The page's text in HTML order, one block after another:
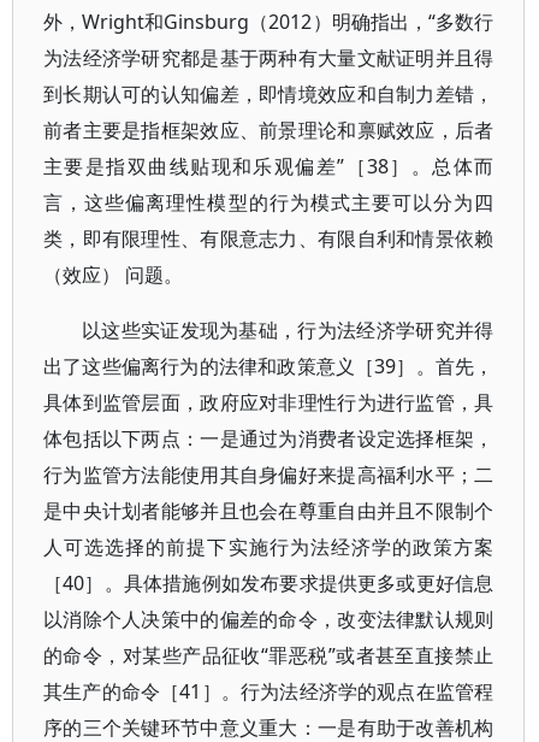
外，Wright和Ginsburg（2012）明确指出，“多数行
为法经济学研究都是基于两种有大量文献证明并且得
到长期认可的认知偏差，即情境效应和自制力差错，
前者主要是指框架效应、前景理论和禀赋效应，后者
主要是指双曲线贴现和乐观偏差”［38］。总体而
言，这些偏离理性模型的行为模式主要可以分为四
类，即有限理性、有限意志力、有限自利和情景依赖
（效应） 问题。
以这些实证发现为基础，行为法经济学研究并得
出了这些偏离行为的法律和政策意义［39］。首先，
具体到监管层面，政府应对非理性行为进行监管，具
体包括以下两点：一是通过为消费者设定选择框架，
行为监管方法能使用其自身偏好来提高福利水平；二
是中央计划者能够并且也会在尊重自由并且不限制个
人可选选择的前提下实施行为法经济学的政策方案
［40］。具体措施例如发布要求提供更多或更好信息
以消除个人决策中的偏差的命令，改变法律默认规则
的命令，对某些产品征收“罪恶税”或者甚至直接禁止
其生产的命令［41］。行为法经济学的观点在监管程
序的三个关键环节中意义重大：一是有助于改善机构